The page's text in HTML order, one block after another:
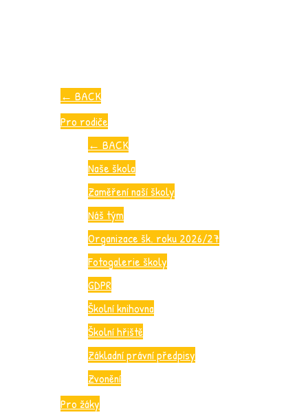
← BACK
Pro rodiče
← BACK
Naše škola
Zaměření naší školy
Náš tým
Organizace šk. roku 2026/27
Fotogalerie školy
GDPR
Školní knihovna
Školní hřiště
Základní právní předpisy
Zvonění
Pro žáky